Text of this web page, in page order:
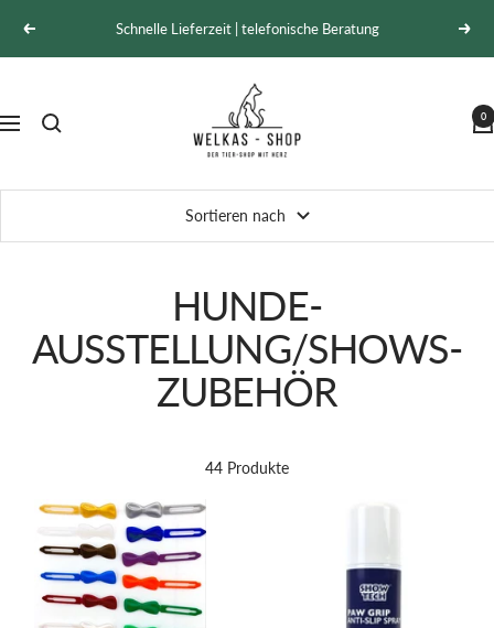
zumZurück Schnelle Lieferzeit | telefonische Beratung
Navigation
0
Sortieren nach
HUNDE-
AUSSTELLUNG/SHOWS-
ZUBEHÖR
44 Produkte